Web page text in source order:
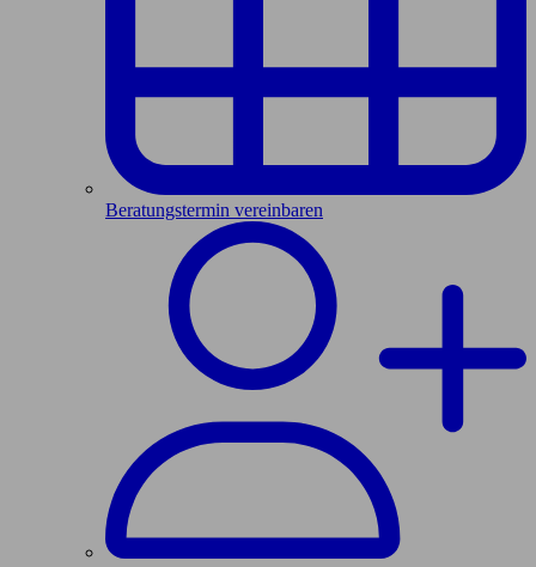
Beratungstermin vereinbaren